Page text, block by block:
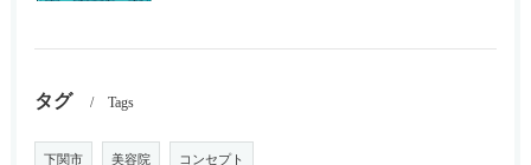
タグ Tags
下関市 美容院 コンセプト